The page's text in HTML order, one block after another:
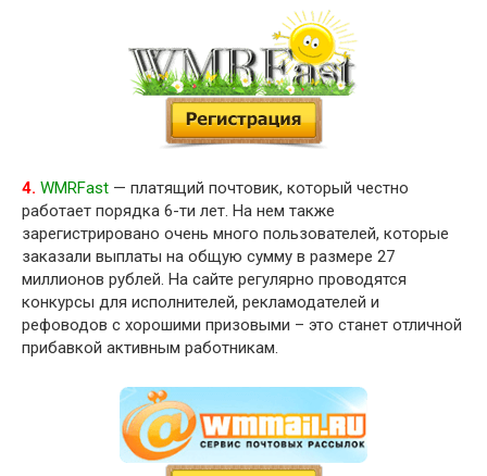
4. WMRFast — платящий почтовик, который честно
работает порядка 6-ти лет. На нем также
зарегистрировано очень много пользователей, которые
заказали выплаты на общую сумму в размере 27
миллионов рублей. На сайте регулярно проводятся
конкурсы для исполнителей, рекламодателей и
рефоводов с хорошими призовыми – это станет отличной
прибавкой активным работникам.